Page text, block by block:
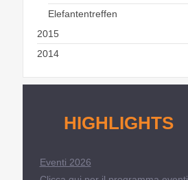
Elefantentreffen
2015
2014
HIGHLIGHTS
Eventi 2026